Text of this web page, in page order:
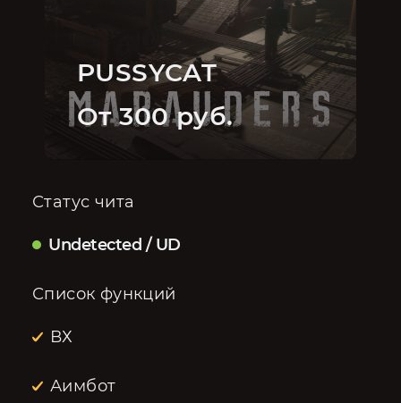
PUSSYCAT
От 300 руб.
Статус чита
Undetected / UD
Список функций
ВХ
Аимбот